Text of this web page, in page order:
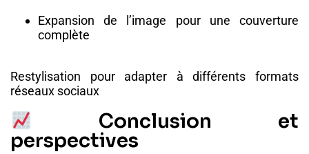
Expansion de l’image pour une couverture
complète
Restylisation pour adapter à différents formats
réseaux sociaux
Conclusion et
perspectives